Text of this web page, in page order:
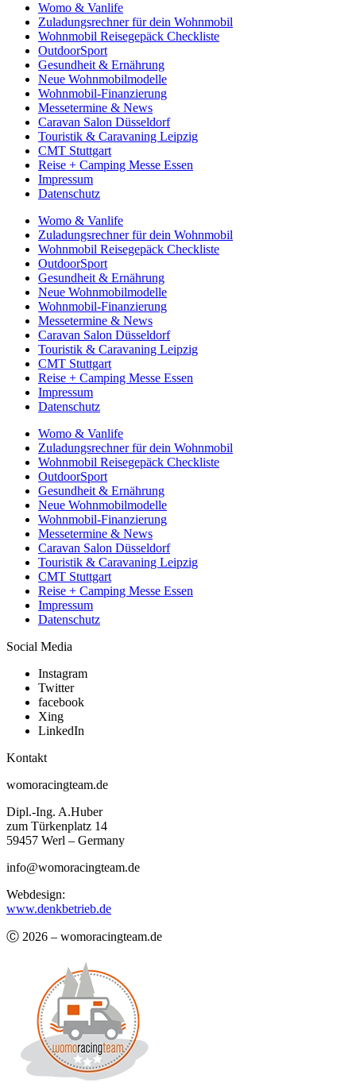
Womo & Vanlife
Zuladungsrechner für dein Wohnmobil
Wohnmobil Reisegepäck Checkliste
OutdoorSport
Gesundheit & Ernährung
Neue Wohnmobilmodelle
Wohnmobil-Finanzierung
Messetermine & News
Caravan Salon Düsseldorf
Touristik & Caravaning Leipzig
CMT Stuttgart
Reise + Camping Messe Essen
Impressum
Datenschutz
Womo & Vanlife
Zuladungsrechner für dein Wohnmobil
Wohnmobil Reisegepäck Checkliste
OutdoorSport
Gesundheit & Ernährung
Neue Wohnmobilmodelle
Wohnmobil-Finanzierung
Messetermine & News
Caravan Salon Düsseldorf
Touristik & Caravaning Leipzig
CMT Stuttgart
Reise + Camping Messe Essen
Impressum
Datenschutz
Womo & Vanlife
Zuladungsrechner für dein Wohnmobil
Wohnmobil Reisegepäck Checkliste
OutdoorSport
Gesundheit & Ernährung
Neue Wohnmobilmodelle
Wohnmobil-Finanzierung
Messetermine & News
Caravan Salon Düsseldorf
Touristik & Caravaning Leipzig
CMT Stuttgart
Reise + Camping Messe Essen
Impressum
Datenschutz
Social Media
Instagram
Twitter
facebook
Xing
LinkedIn
Kontakt
womoracingteam.de
Dipl.-Ing. A.Huber
zum Türkenplatz 14
59457 Werl – Germany
info@womoracingteam.de
Webdesign:
www.denkbetrieb.de
Ⓒ 2026 – womoracingteam.de